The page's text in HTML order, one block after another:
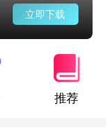
立即下载
推荐